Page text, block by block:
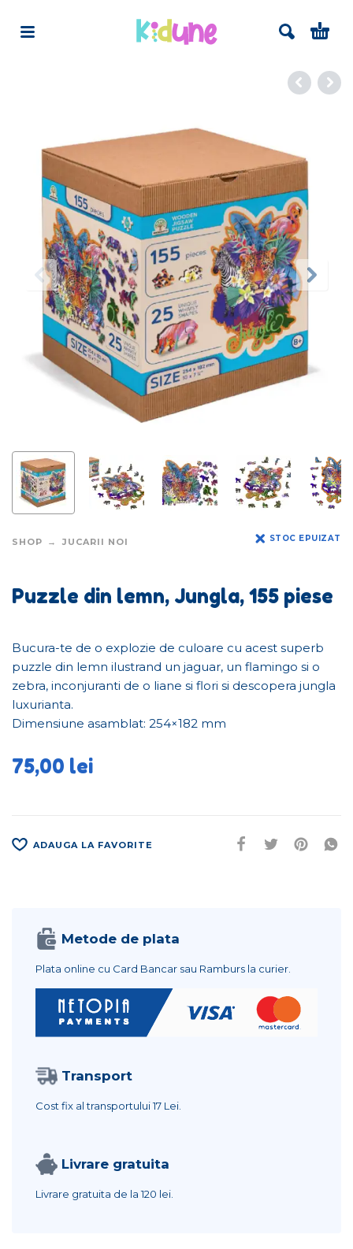
SHOP JUCARII NOI STOC EPUIZAT
Puzzle din lemn, Jungla, 155 piese
Bucura-te de o explozie de culoare cu acest superb
puzzle din lemn ilustrand un jaguar, un flamingo si o
zebra, inconjuranti de o liane si flori si descopera jungla
luxurianta.
Dimensiune asamblat: 254×182 mm
75,00 lei
ADAUGA LA FAVORITE
Metode de plata
Plata online cu Card Bancar sau Ramburs la curier.
Transport
Cost fix al transportului17 Lei.
Livrare gratuita
Livrare gratuita de la120 lei.